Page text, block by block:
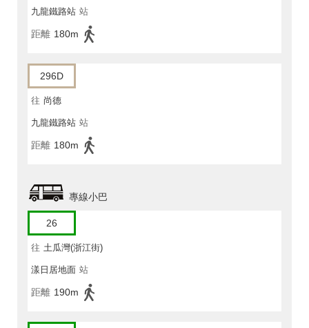
九龍鐵路站 站
距離 180m
296D
往 尚德
九龍鐵路站 站
距離 180m
專線小巴
26
往 土瓜灣(浙江街)
漾日居地面 站
距離 190m